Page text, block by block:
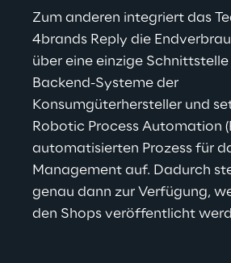
Zum anderen integriert das
4brands Reply die
über eine einzige Schnittstelle
Backend-Systeme der
Konsumgüterhersteller und
Robotic Process Automation
automatisierten Prozess für
Management auf. Dadurch
genau dann zur Verfügung,
den Shops veröffentlicht